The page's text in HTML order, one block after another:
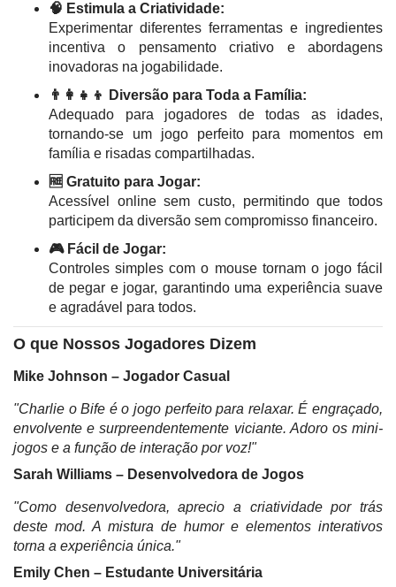
🧠 Estimula a Criatividade:
Experimentar diferentes ferramentas e ingredientes
incentiva o pensamento criativo e abordagens
inovadoras na jogabilidade.
👨‍👩‍👧‍👦 Diversão para Toda a Família:
Adequado para jogadores de todas as idades,
tornando-se um jogo perfeito para momentos em
família e risadas compartilhadas.
🆓 Gratuito para Jogar:
Acessível online sem custo, permitindo que todos
participem da diversão sem compromisso financeiro.
🎮 Fácil de Jogar:
Controles simples com o mouse tornam o jogo fácil
de pegar e jogar, garantindo uma experiência suave
e agradável para todos.
O que Nossos Jogadores Dizem
Mike Johnson – Jogador Casual
"Charlie o Bife é o jogo perfeito para relaxar. É engraçado,
envolvente e surpreendentemente viciante. Adoro os mini-
jogos e a função de interação por voz!"
Sarah Williams – Desenvolvedora de Jogos
"Como desenvolvedora, aprecio a criatividade por trás
deste mod. A mistura de humor e elementos interativos
torna a experiência única."
Emily Chen – Estudante Universitária